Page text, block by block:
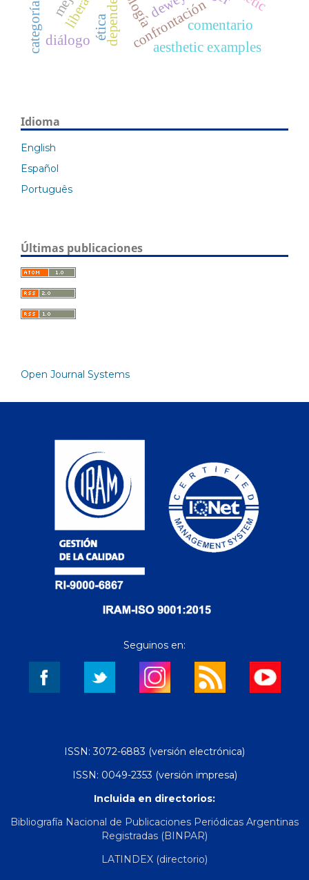
confrontación
diálogo ética comentario
aesthetic examples
Idioma
English
Español
Português
Últimas publicaciones
Open Journal Systems
Seguinos en:
ISSN: 3072-6883 (versión electrónica)
ISSN: 0049-2353 (versión impresa)
Incluida en directorios:
Bibliografía Nacional de Publicaciones Periódicas Argentinas
Registradas (BINPAR)
LATINDEX (directorio)